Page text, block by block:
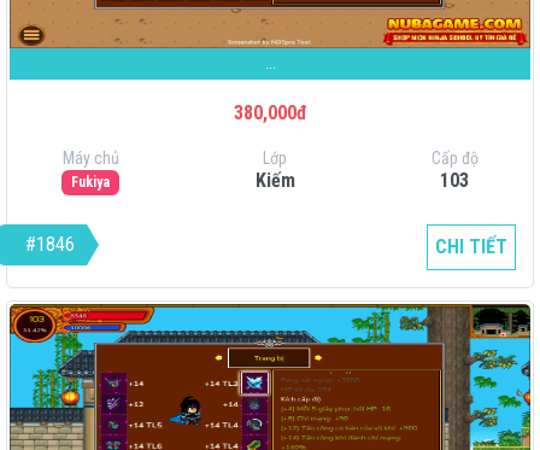
...
380,000đ
Máy chủ
Fukiya
Lớp
Kiếm
Cấp độ
103
#1846 CHI TIẾT